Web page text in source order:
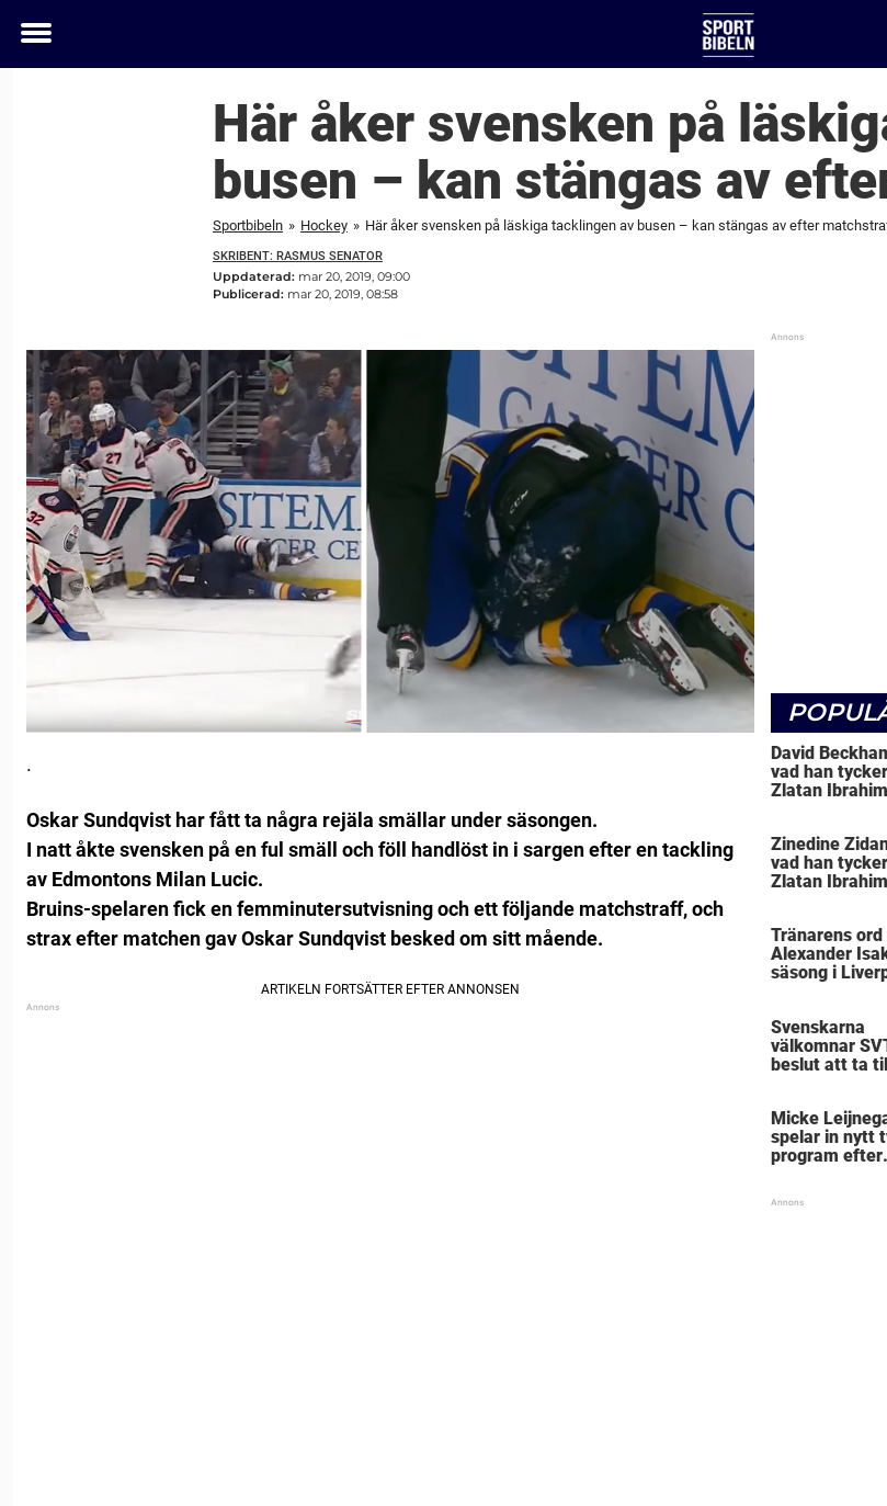
Toggle
Här åker svensken på
busen – kan stängas av
Sportbibeln » Hockey » Här åker svensken på läskiga tacklingen av busen – kan stängas av efter
SKRIBENT: RASMUS SENATOR
Uppdaterad: mar 20, 2019, 09:00
Publicerad: mar 20, 2019, 08:58
.
Oskar Sundqvist har fått ta några rejäla smällar under säsongen.
I natt åkte svensken på en ful smäll och föll handlöst in i sargen efter en tackling
av Edmontons Milan Lucic.
Bruins-spelaren fick en femminutersutvisning och ett följande matchstraff, och
strax efter matchen gav Oskar Sundqvist besked om sitt mående.
David
vad han
Zlatan
Zinedine
vad han
Zlatan
Tränarens ord
Alexander
säsong i
Svenskarna
välkomnar
beslut att ta
Micke
spelar in nytt
program efter